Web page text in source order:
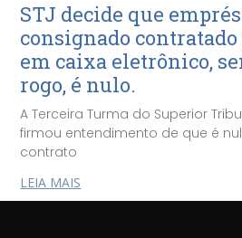
STJ decide que
consignado
em caixa eletrônico,
rogo, é nulo.
A Terceira Turma do Superior
firmou entendimento de que é
contrato
LEIA MAIS